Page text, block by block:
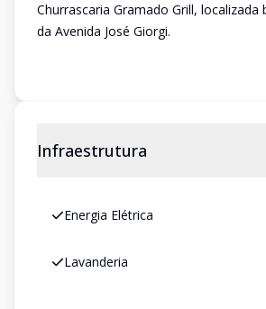
Churrascaria Gramado Grill,
da Avenida José Giorgi.
Infraestrutura
Energia Elétrica
Lavanderia